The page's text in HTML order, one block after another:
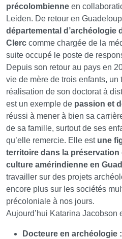
précolombienne en
Leiden. De retour en
départemental d’archéologie
Clerc comme chargée de la
suite occupé le poste de
Depuis son retour au pays en
vie de mère de trois enfants, un
réalisation de son doctorat à
est un exemple de passion et
réussi à mener à bien sa
de sa famille, surtout de ses
qu’elle remercie. Elle est une
territoire dans la préservation
culture amérindienne en
travailler sur des projets
encore plus sur les sociétés
précoloniale à nos jours.
Aujourd’hui Katarina Jacobson
Docteure en archéologie